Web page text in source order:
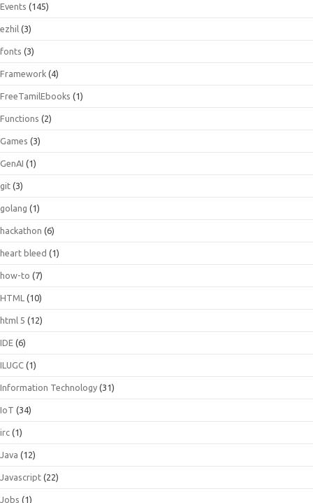
Events (145)
ezhil (3)
fonts (3)
Framework (4)
FreeTamilEbooks (1)
Functions (2)
Games (3)
GenAI (1)
git (3)
golang (1)
hackathon (6)
heart bleed (1)
how-to (7)
HTML (10)
html 5 (12)
IDE (6)
ILUGC (1)
Information Technology (31)
IoT (34)
irc (1)
Java (12)
Javascript (22)
Jobs (1)